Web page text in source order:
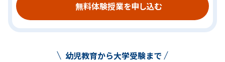
無料体験授業を申し込む
幼児教育から大学受験まで